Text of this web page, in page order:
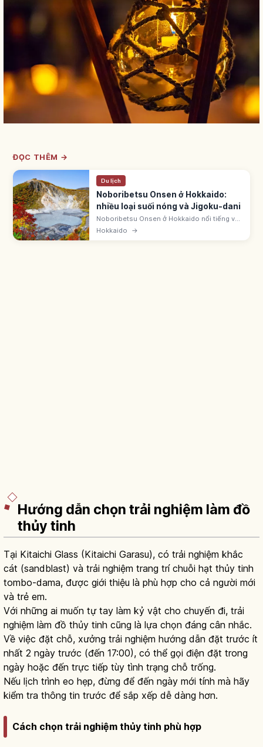
ĐỌC THÊM →
Du lịch
Noboribetsu Onsen ở Hokkaido:
nhiều loại suối nóng và Jigoku-dani
Noboribetsu Onsen ở Hokkaido nổi tiếng với
nhiều loại suối nóng như lưu huỳnh, clorua,
Hokkaido →
Hướng dẫn chọn trải nghiệm làm đồ
thủy tinh
Tại Kitaichi Glass (Kitaichi Garasu), có trải nghiệm khắc
cát (sandblast) và trải nghiệm trang trí chuỗi hạt thủy tinh
tombo-dama, được giới thiệu là phù hợp cho cả người mới
và trẻ em.
Với những ai muốn tự tay làm kỷ vật cho chuyến đi, trải
nghiệm làm đồ thủy tinh cũng là lựa chọn đáng cân nhắc.
Về việc đặt chỗ, xưởng trải nghiệm hướng dẫn đặt trước ít
nhất 2 ngày trước (đến 17:00), có thể gọi điện đặt trong
ngày hoặc đến trực tiếp tùy tình trạng chỗ trống.
Nếu lịch trình eo hẹp, đừng để đến ngày mới tính mà hãy
kiểm tra thông tin trước để sắp xếp dễ dàng hơn.
Cách chọn trải nghiệm thủy tinh phù hợp